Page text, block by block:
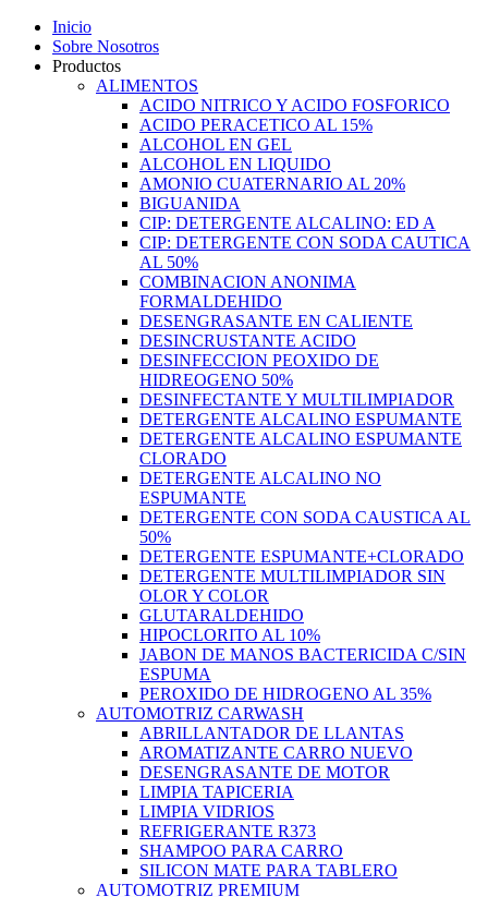
Inicio
Sobre Nosotros
Productos
ALIMENTOS
ACIDO NITRICO Y ACIDO FOSFORICO
ACIDO PERACETICO AL 15%
ALCOHOL EN GEL
ALCOHOL EN LIQUIDO
AMONIO CUATERNARIO AL 20%
BIGUANIDA
CIP: DETERGENTE ALCALINO: ED A
CIP: DETERGENTE CON SODA CAUTICA
AL 50%
COMBINACION ANONIMA
FORMALDEHIDO
DESENGRASANTE EN CALIENTE
DESINCRUSTANTE ACIDO
DESINFECCION PEOXIDO DE
HIDREOGENO 50%
DESINFECTANTE Y MULTILIMPIADOR
DETERGENTE ALCALINO ESPUMANTE
DETERGENTE ALCALINO ESPUMANTE
CLORADO
DETERGENTE ALCALINO NO
ESPUMANTE
DETERGENTE CON SODA CAUSTICA AL
50%
DETERGENTE ESPUMANTE+CLORADO
DETERGENTE MULTILIMPIADOR SIN
OLOR Y COLOR
GLUTARALDEHIDO
HIPOCLORITO AL 10%
JABON DE MANOS BACTERICIDA C/SIN
ESPUMA
PEROXIDO DE HIDROGENO AL 35%
AUTOMOTRIZ CARWASH
ABRILLANTADOR DE LLANTAS
AROMATIZANTE CARRO NUEVO
DESENGRASANTE DE MOTOR
LIMPIA TAPICERIA
LIMPIA VIDRIOS
REFRIGERANTE R373
SHAMPOO PARA CARRO
SILICON MATE PARA TABLERO
AUTOMOTRIZ PREMIUM